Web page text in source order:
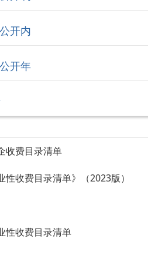
开内
开年
收费目录清单
性收费目录清单》（2023版）
性收费目录清单